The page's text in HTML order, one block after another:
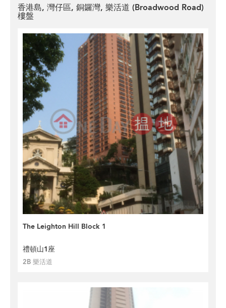
香港島, 灣仔區, 銅鑼灣, 樂活道 (Broadwood Road)
樓盤
The Leighton Hill Block 1
禮頓山1座
2B 樂活道